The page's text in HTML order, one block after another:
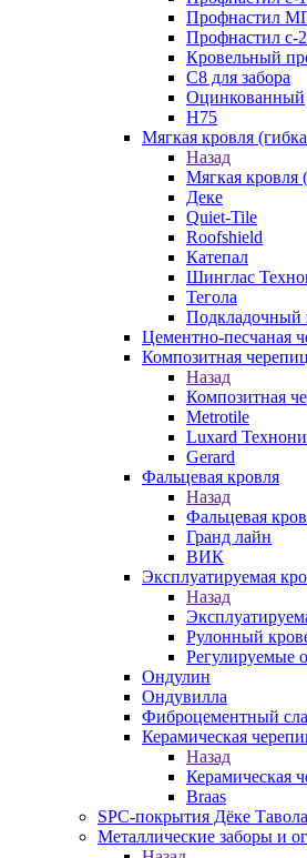
Профнастил
Профнастил с-
Кровельный
С8 для забора
Оцинкованный
Н75
Мягкая кровля
Назад
Мягкая кровля
Деке
Quiet-Tile
Roofshield
Катепал
Шинглас
Тегола
Подкладочный
Цементно-песчаная
Композитная
Назад
Композитная
Metrotile
Luxard
Gerard
Фальцевая кровля
Назад
Фальцевая
Гранд лайн
ВИК
Эксплуатируемая
Назад
Рулонный
Регулируемые
Ондулин
Ондувилла
Фиброцементный
Керамическая
Назад
Керамическая
Braas
SPC-покрытия Дёке Тавола
Металлические заборы и